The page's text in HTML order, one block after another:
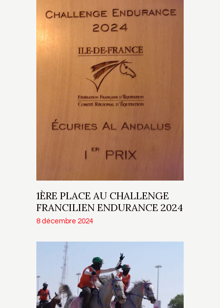
1ÈRE PLACE AU CHALLENGE
FRANCILIEN ENDURANCE 2024
8 décembre 2024